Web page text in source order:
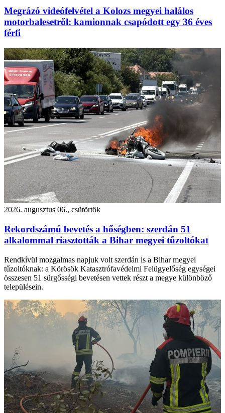
Megrázó videófelvétel a Kolozs megyei halálos
motorbalesetről: kamionnak csapódott egy 36 éves
férfi
2026. augusztus 06., csütörtök
Rekordszámú bevetés a hőségben: szerdán 51
alkalommal riasztották a Bihar megyei tűzoltókat
Rendkívül mozgalmas napjuk volt szerdán is a Bihar megyei
tűzoltóknak: a Körösök Katasztrófavédelmi Felügyelőség egységei
összesen 51 sürgősségi bevetésen vettek részt a megye különböző
településein.